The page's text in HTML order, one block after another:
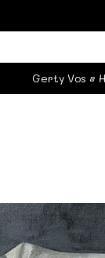
Gerty Vos